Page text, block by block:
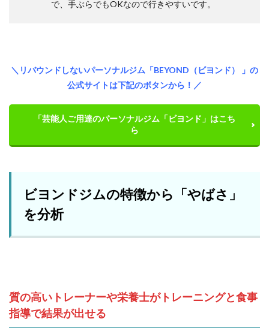
で、手ぶらでもOKなので行きやすいです。
＼リバウンドしないパーソナルジム「BEYOND（ビヨンド） 」の
公式サイトは下記のボタンから！／
「芸能人ご用達のパーソナルジム「ビヨンド」はこち
ら
ビヨンドジムの特徴から「やばさ」
を分析
質の高いトレーナーや栄養士がトレーニングと食事
指導で結果が出せる